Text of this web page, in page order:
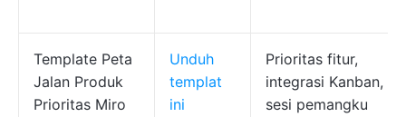
Template Peta
Jalan Produk
Prioritas Miro
Unduh
templat
ini
Prioritas fitur,
integrasi Kanban,
sesi pemangku